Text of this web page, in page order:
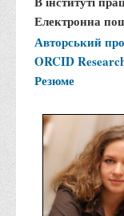
Електронна
Авторський
ORCID
Резюме